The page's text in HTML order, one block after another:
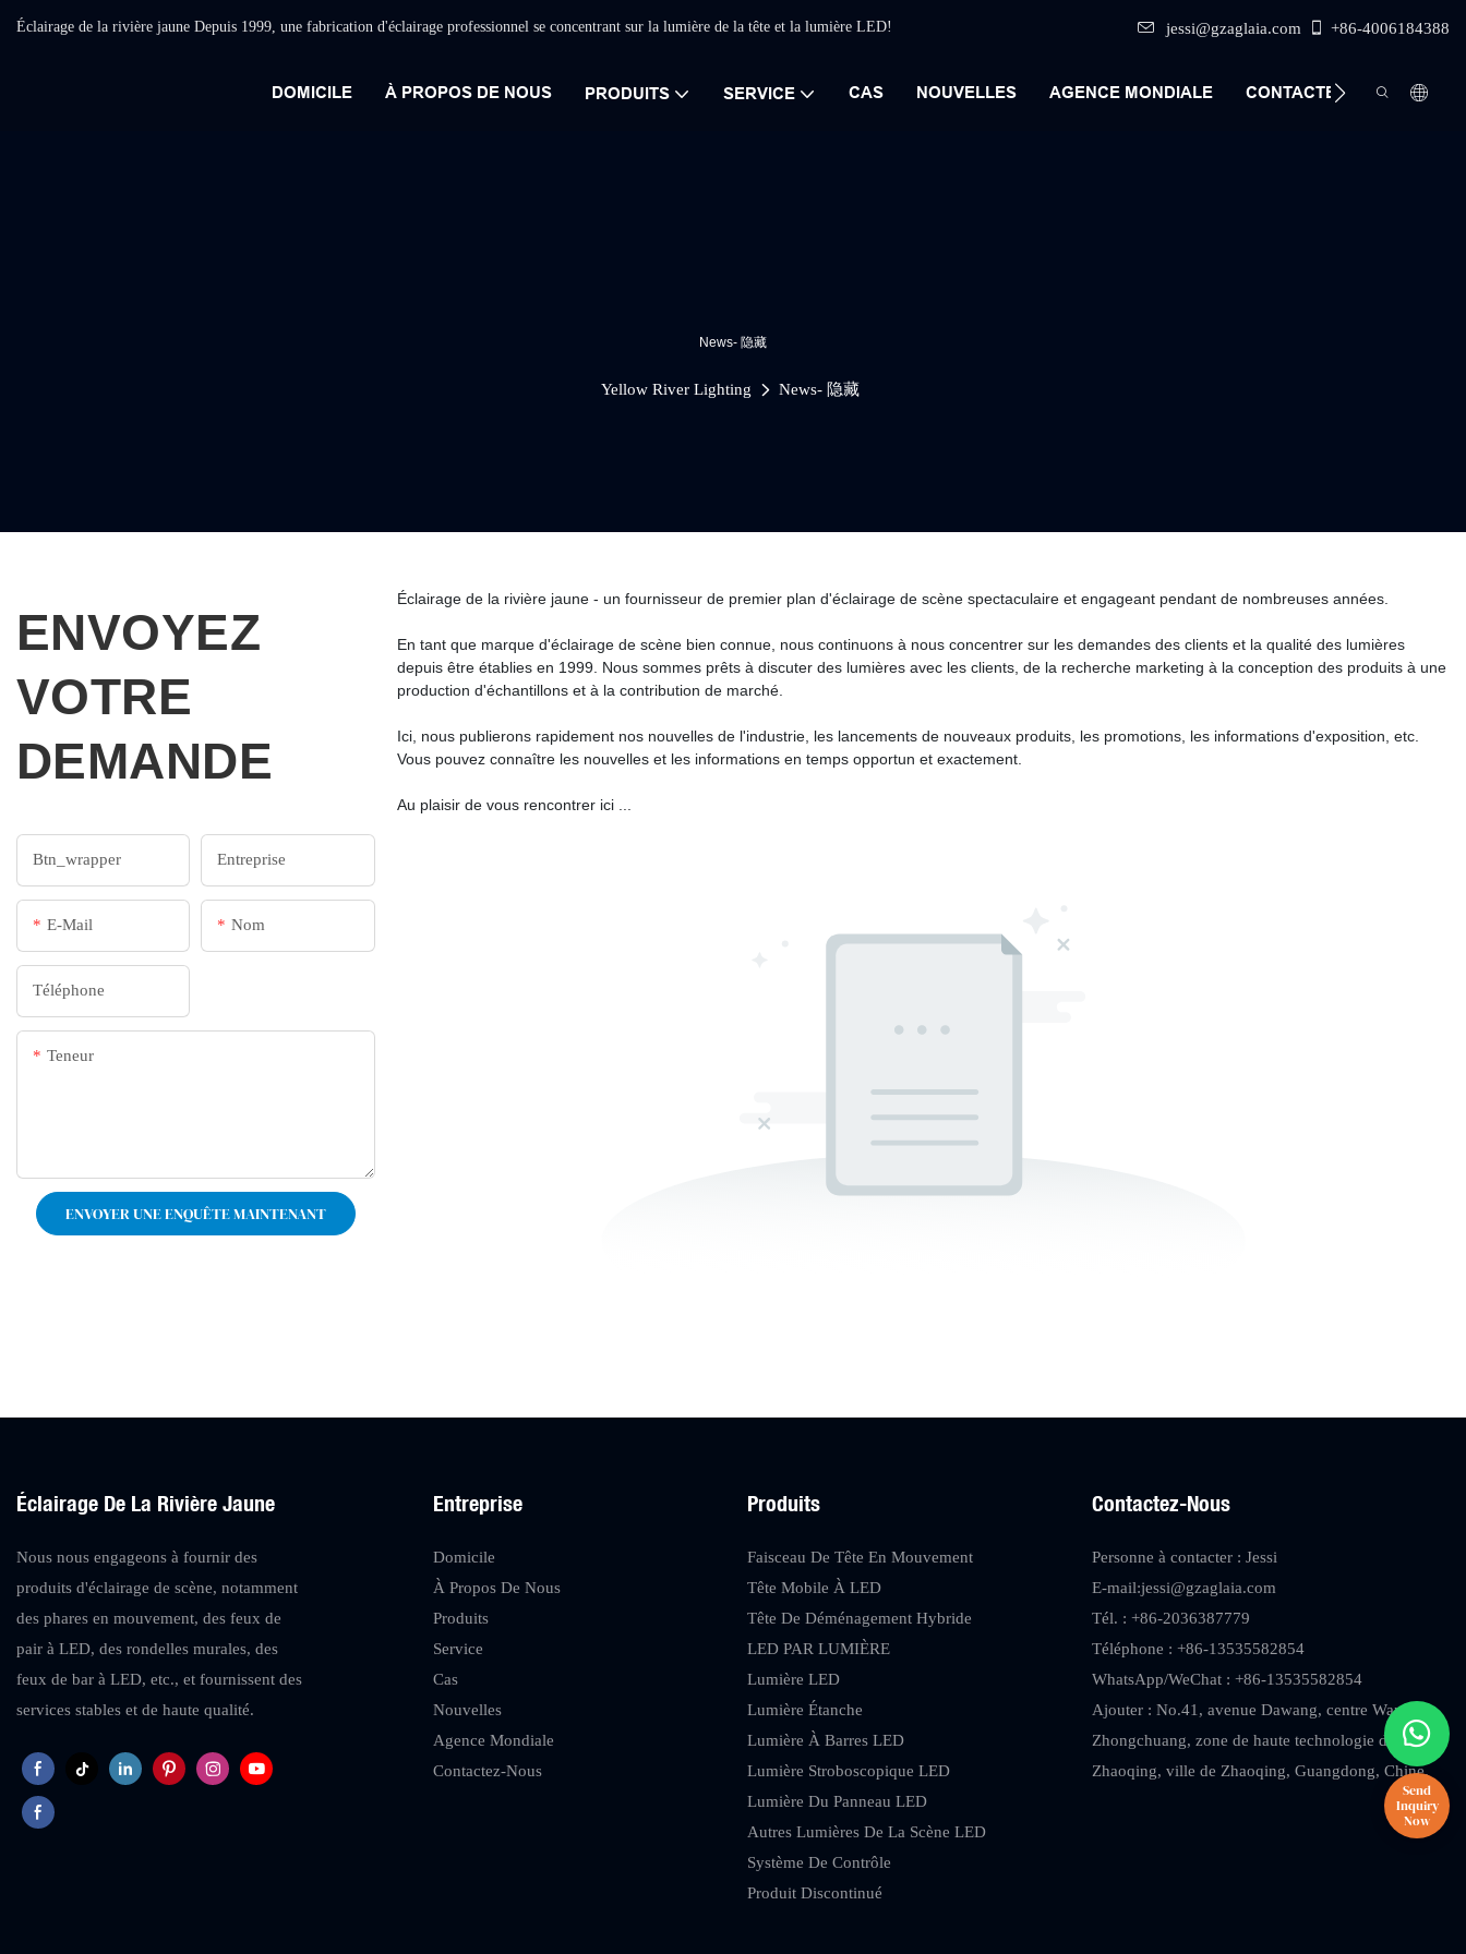
Éclairage de la rivière jaune Depuis 1999, une fabrication d'éclairage professionnel se concentrant sur la lumière de la tête et la lumière LED! jessi@gzaglaia.com +86-4006184388
DOMICILE À PROPOS DE NOUS PRODUITS SERVICE CAS NOUVELLES AGENCE MONDIALE CONTACTEZ-NOUS
News- 隐藏
Yellow River Lighting News- 隐藏
ENVOYEZ
VOTRE
DEMANDE
Btn_wrapper Entreprise
E-Mail Nom
Téléphone
Teneur
ENVOYER UNE ENQUÊTE MAINTENANT
Éclairage de la rivière jaune - un fournisseur de premier plan d'éclairage de scène spectaculaire et engageant pendant de nombreuses années.
En tant que marque d'éclairage de scène bien connue, nous continuons à nous concentrer sur les demandes des clients et la qualité des lumières
depuis être établies en 1999. Nous sommes prêts à discuter des lumières avec les clients, de la recherche marketing à la conception des produits à une
production d'échantillons et à la contribution de marché.
Ici, nous publierons rapidement nos nouvelles de l'industrie, les lancements de nouveaux produits, les promotions, les informations d'exposition, etc.
Vous pouvez connaître les nouvelles et les informations en temps opportun et exactement.
Au plaisir de vous rencontrer ici ...
Éclairage De La Rivière Jaune
Nous nous engageons à fournir des
produits d'éclairage de scène, notamment
des phares en mouvement, des feux de
pair à LED, des rondelles murales, des
feux de bar à LED, etc., et fournissent des
services stables et de haute qualité.
Entreprise
Domicile
À Propos De Nous
Produits
Service
Cas
Nouvelles
Agence Mondiale
Contactez-Nous
Produits
Faisceau De Tête En Mouvement
Tête Mobile À LED
Tête De Déménagement Hybride
LED PAR LUMIÈRE
Lumière LED
Lumière Étanche
Lumière À Barres LED
Lumière Stroboscopique LED
Lumière Du Panneau LED
Autres Lumières De La Scène LED
Système De Contrôle
Produit Discontinué
Contactez-Nous
Personne à contacter : Jessi
E-mail:jessi@gzaglaia.com
Tél. : +86-2036387779
Téléphone : +86-13535582854
WhatsApp/WeChat : +86-13535582854
Ajouter : No.41, avenue Dawang, centre Wanyang
Zhongchuang, zone de haute technologie de
Zhaoqing, ville de Zhaoqing, Guangdong, Chine.